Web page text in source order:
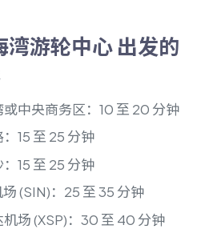
湾游轮中心 出发的
中央商务区：10 至 20 分钟
15 至 25 分钟
15 至 25 分钟
(SIN)：25 至 35 分钟
场 (XSP)：30 至 40 分钟